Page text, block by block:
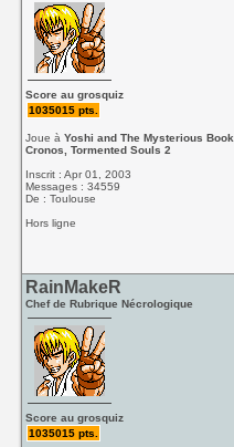
Score au grosquiz
1035015 pts.
Joue àYoshi and The Mysterious Book,
Cronos, Tormented Souls 2
Inscrit : Apr 01, 2003
Messages : 34559
De : Toulouse
Hors ligne
RainMakeR
Chef de Rubrique Nécrologique
Score au grosquiz
1035015 pts.